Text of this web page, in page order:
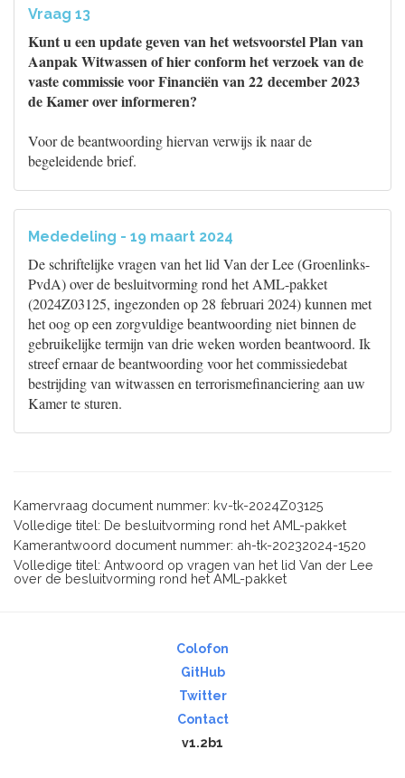
Vraag 13
Kunt u een update geven van het wetsvoorstel Plan van
Aanpak Witwassen of hier conform het verzoek van de
vaste commissie voor Financiën van 22 december 2023
de Kamer over informeren?
Voor de beantwoording hiervan verwijs ik naar de
begeleidende brief.
Mededeling - 19 maart 2024
De schriftelijke vragen van het lid Van der Lee (Groenlinks-
PvdA) over de besluitvorming rond het AML-pakket
(2024Z03125, ingezonden op 28 februari 2024) kunnen met
het oog op een zorgvuldige beantwoording niet binnen de
gebruikelijke termijn van drie weken worden beantwoord. Ik
streef ernaar de beantwoording voor het commissiedebat
bestrijding van witwassen en terrorismefinanciering aan uw
Kamer te sturen.
Kamervraag document nummer: kv-tk-2024Z03125
Volledige titel: De besluitvorming rond het AML-pakket
Kamerantwoord document nummer: ah-tk-20232024-1520
Volledige titel: Antwoord op vragen van het lid Van der Lee
over de besluitvorming rond het AML-pakket
Colofon
GitHub
Twitter
Contact
v1.2b1